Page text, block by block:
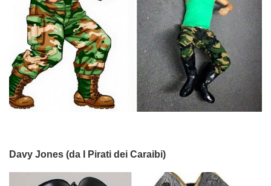
Davy Jones (da I Pirati dei Caraibi)